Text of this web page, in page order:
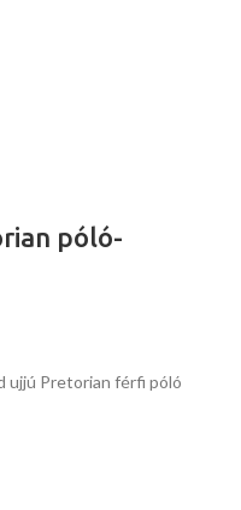
póló-
ujjú Pretorian férfi póló